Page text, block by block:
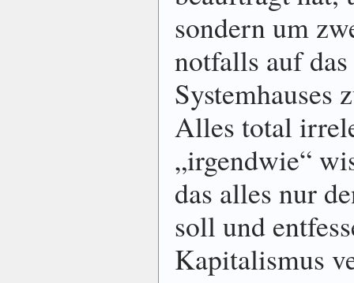
sondern um
notfalls auf
Systemhauses
Alles total
„irgendwie“
das alles nur
soll und
Kapitalismus